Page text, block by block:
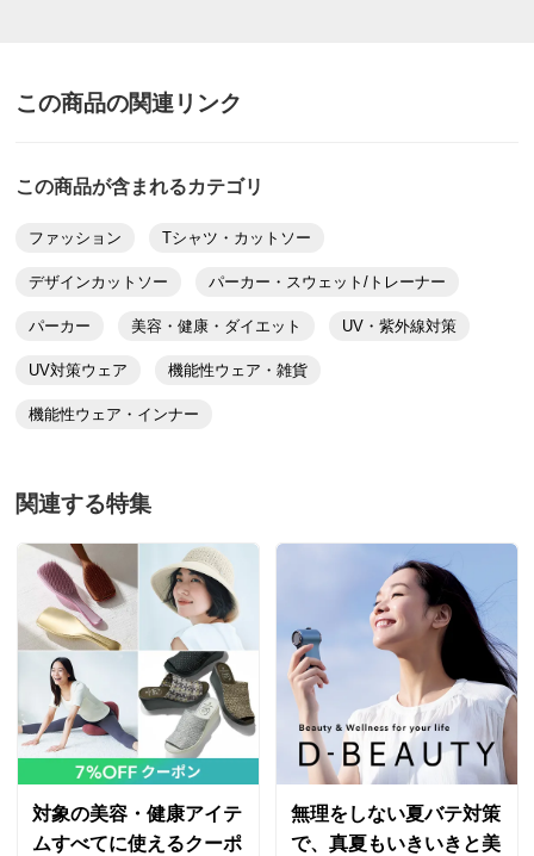
この商品の関連リンク
この商品が含まれるカテゴリ
ファッション Tシャツ・カットソー
デザインカットソー パーカー・スウェット/トレーナー
パーカー 美容・健康・ダイエット UV・紫外線対策
UV対策ウェア 機能性ウェア・雑貨
機能性ウェア・インナー
関連する特集
対象の美容・健康アイテ
ムすべてに使えるクーポ
無理をしない夏バテ対策
で、真夏もいきいきと美